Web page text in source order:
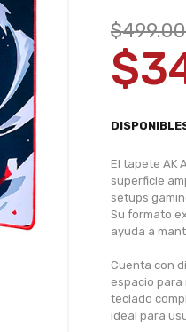
$499.00
El tapete AK
superficie
setups
Su formato
ayuda a
Cuenta con
espacio para
teclado
ideal para